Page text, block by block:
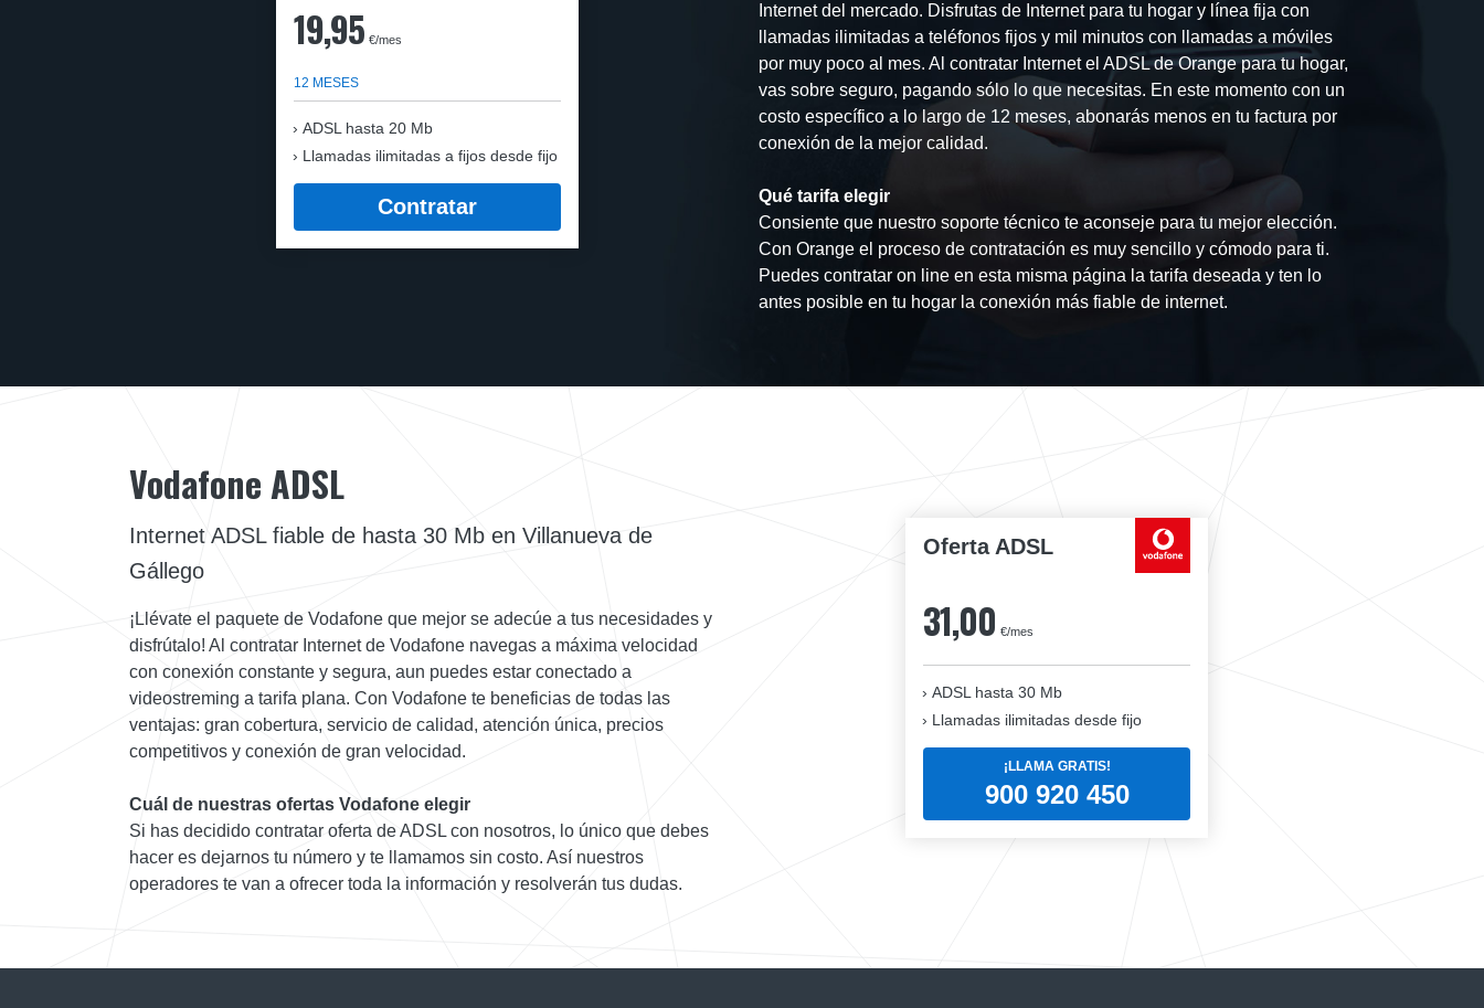
19,95 €/mes
12 MESES
ADSL hasta 20 Mb
Llamadas ilimitadas a fijos desde fijo
Contratar
Internet del mercado. Disfrutas de Internet para tu hogar y línea fija con
llamadas ilimitadas a teléfonos fijos y mil minutos con llamadas a móviles
por muy poco al mes. Al contratar Internet el ADSL de Orange para tu hogar,
vas sobre seguro, pagando sólo lo que necesitas. En este momento con un
costo específico a lo largo de 12 meses, abonarás menos en tu factura por
conexión de la mejor calidad.
Qué tarifa elegir
Consiente que nuestro soporte técnico te aconseje para tu mejor elección.
Con Orange el proceso de contratación es muy sencillo y cómodo para ti.
Puedes contratar on line en esta misma página la tarifa deseada y ten lo
antes posible en tu hogar la conexión más fiable de internet.
Oferta ADSL
31,00 €/mes
ADSL hasta 30 Mb
Llamadas ilimitadas desde fijo
¡LLAMA GRATIS!
900 920 450
Vodafone ADSL
Internet ADSL fiable de hasta 30 Mb en Villanueva de
Gállego
¡Llévate el paquete de Vodafone que mejor se adecúe a tus necesidades y
disfrútalo! Al contratar Internet de Vodafone navegas a máxima velocidad
con conexión constante y segura, aun puedes estar conectado a
videostreming a tarifa plana. Con Vodafone te beneficias de todas las
ventajas: gran cobertura, servicio de calidad, atención única, precios
competitivos y conexión de gran velocidad.
Cuál de nuestras ofertas Vodafone elegir
Si has decidido contratar oferta de ADSL con nosotros, lo único que debes
hacer es dejarnos tu número y te llamamos sin costo. Así nuestros
operadores te van a ofrecer toda la información y resolverán tus dudas.